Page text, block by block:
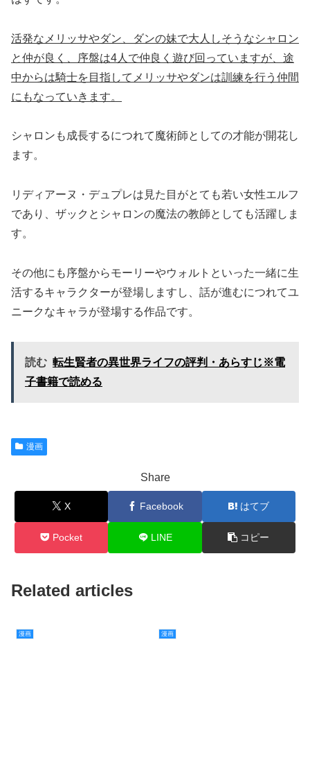
活発なメリッサやダン、ダンの妹で大人しそうなシャロン
と仲が良く、序盤は4人で仲良く遊び回っていますが、途
中からは騎士を目指してメリッサやダンは訓練を行う仲間
にもなっていきます。
シャロンも成長するにつれて魔術師としての才能が開花し
ます。
リディアーヌ・デュプレは見た目がとても若い女性エルフ
であり、ザックとシャロンの魔法の教師としても活躍しま
す。
その他にも序盤からモーリーやウォルトといった一緒に生
活するキャラクターが登場しますし、話が進むにつれてユ
ニークなキャラが登場する作品です。
読む 転生賢者の異世界ライフの評判・あらすじ※電
子書籍で読める
漫画
Share
X Facebook はてブ
Pocket LINE コピー
Related articles
漫画 漫画